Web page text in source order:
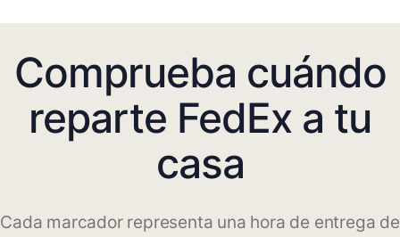
Comprueba cuándo
reparte FedEx a tu
casa
Cada marcador representa una hora de entrega de